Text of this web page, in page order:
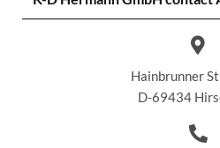
Hainbrunner
D-69434